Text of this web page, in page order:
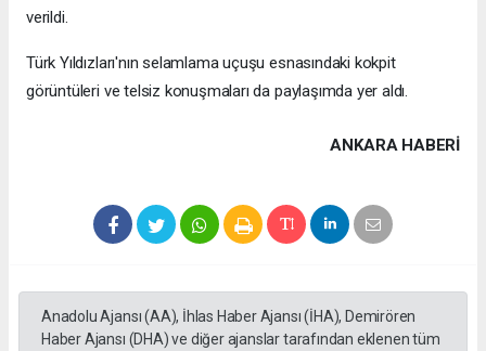
verildi.
Türk Yıldızları'nın selamlama uçuşu esnasındaki kokpit
görüntüleri ve telsiz konuşmaları da paylaşımda yer aldı.
ANKARA HABERİ
Anadolu Ajansı (AA), İhlas Haber Ajansı (İHA), Demirören
Haber Ajansı (DHA) ve diğer ajanslar tarafından eklenen tüm